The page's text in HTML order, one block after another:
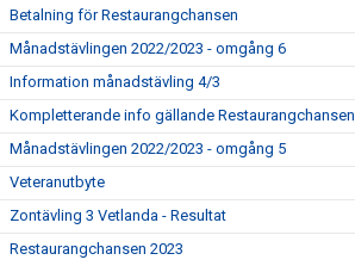
Betalning för Restaurangchansen
Månadstävlingen 2022/2023 - omgång 6
Information månadstävling 4/3
Kompletterande info gällande Restaurangchansen
Månadstävlingen 2022/2023 - omgång 5
Veteranutbyte
Zontävling 3 Vetlanda - Resultat
Restaurangchansen 2023